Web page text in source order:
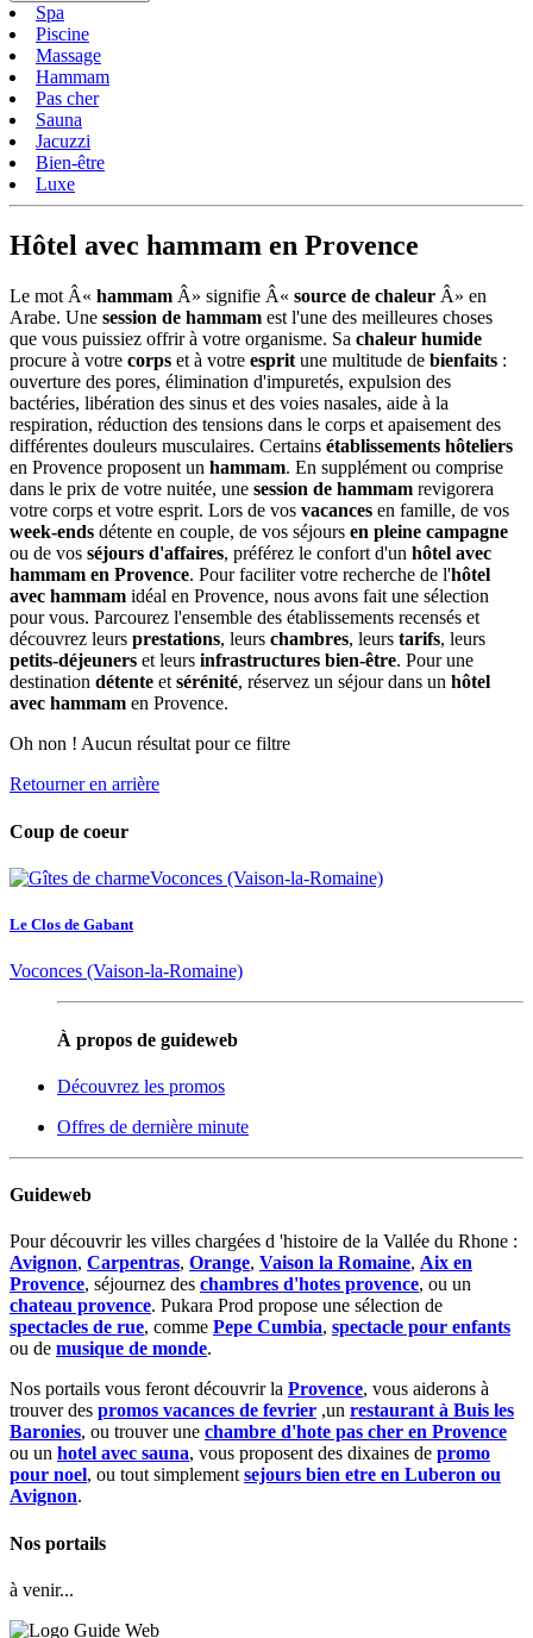
Spa
Piscine
Massage
Hammam
Pas cher
Sauna
Jacuzzi
Bien-être
Luxe
Hôtel avec hammam en Provence
Le mot Â« hammam Â» signifie Â« source de chaleur Â» en
Arabe. Une session de hammam est l'une des meilleures choses
que vous puissiez offrir à votre organisme. Sa chaleur humide
procure à votre corps et à votre esprit une multitude de bienfaits :
ouverture des pores, élimination d'impuretés, expulsion des
bactéries, libération des sinus et des voies nasales, aide à la
respiration, réduction des tensions dans le corps et apaisement des
différentes douleurs musculaires. Certains établissements hôteliers
en Provence proposent un hammam. En supplément ou comprise
dans le prix de votre nuitée, une session de hammam revigorera
votre corps et votre esprit. Lors de vos vacances en famille, de vos
week-ends détente en couple, de vos séjours en pleine campagne
ou de vos séjours d'affaires, préférez le confort d'un hôtel avec
hammam en Provence. Pour faciliter votre recherche de l'hôtel
avec hammam idéal en Provence, nous avons fait une sélection
pour vous. Parcourez l'ensemble des établissements recensés et
découvrez leurs prestations, leurs chambres, leurs tarifs, leurs
petits-déjeuners et leurs infrastructures bien-être. Pour une
destination détente et sérénité, réservez un séjour dans un hôtel
avec hammam en Provence.
Oh non ! Aucun résultat pour ce filtre
Retourner en arrière
Coup de coeur
Le Clos de Gabant
Voconces (Vaison-la-Romaine)
À propos de guideweb
Découvrez les promos
Offres de dernière minute
Guideweb
Pour découvrir les villes chargées d 'histoire de la Vallée du Rhone :
Avignon, Carpentras, Orange, Vaison la Romaine, Aix en
Provence, séjournez des chambres d'hotes provence, ou un
chateau provence. Pukara Prod propose une sélection de
spectacles de rue, comme Pepe Cumbia, spectacle pour enfants
ou de musique de monde.
Nos portails vous feront découvrir la Provence, vous aiderons à
trouver des promos vacances de fevrier ,un restaurant à Buis les
Baronies, ou trouver une chambre d'hote pas cher en Provence
ou un hotel avec sauna, vous proposent des dixaines de promo
pour noel, ou tout simplement sejours bien etre en Luberon ou
Avignon.
Nos portails
à venir...